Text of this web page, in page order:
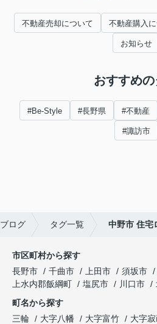
不動産売却について 不動産購入
お知らせ
おすすめ
#Be-Style #長野県 #不動産
#諏訪市
ブログ タグ一覧 中野市 住宅
市区町村から探す
長野市
千曲市 上田市 須坂市
上水内郡飯綱町
塩尻市 川口市
町名から探す
三輪
大字八幡 大字富竹 大字